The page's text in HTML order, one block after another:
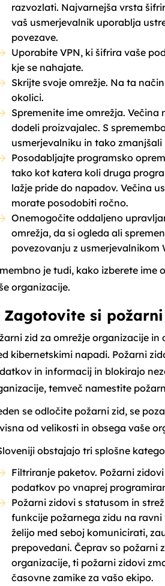
razvozlati. Najvarnejša vrsta
vaš usmerjevalnik uporablja
povezave.
Uporabite VPN, ki šifrira vaše
kje se nahajate.
Skrijte svoje omrežje. Na ta
okolici.
Spremenite ime omrežja.
dodeli proizvajalec. S
usmerjevalniku in tako
Posodabljajte programsko
tako kot katera koli druga
lažje pride do napadov. Večina
morate posodobiti ročno.
Onemogočite oddaljeno
omrežja, da si ogleda ali
povezovanju z usmerjevalnikom
je tudi, kako izberete ime
organizacije.
Zagotovite si
zid za omrežje organizacije
kibernetskimi napadi. Požarni
in informacij in blokirajo
temveč namestite
se odločite požarni zid, se
od velikosti in obsega vaše
obstajajo tri splošne
Filtriranje paketov. Požarni
podatkov po vnaprej
Požarni zidovi s statusom in
funkcije požarnega zidu na
želijo med seboj komunicirati,
prepovedani. Čeprav so požarni
organizacije, ti požarni zidovi
časovne zamike za vašo ekipo.